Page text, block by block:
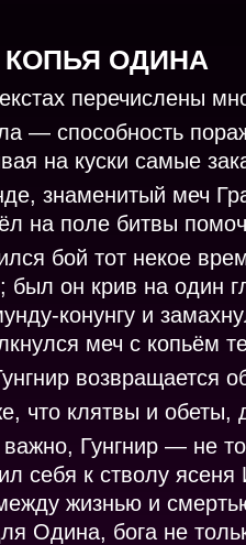
перечислены
— способность
на куски самые
знаменитый меч
на поле битвы
бой тот некое
он крив на один
конунгу и
меч с копьём
возвращается
что клятвы и
Гунгнир — не
себя к стволу
жизнью и
Одина, бога не
ОДИНА